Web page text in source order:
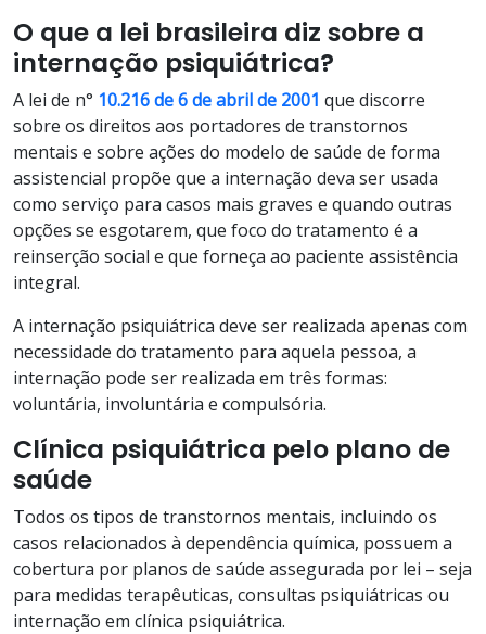
O que a lei brasileira diz sobre a
internação psiquiátrica?
A lei de n° 10.216 de 6 de abril de 2001 que discorre
sobre os direitos aos portadores de transtornos
mentais e sobre ações do modelo de saúde de forma
assistencial propõe que a internação deva ser usada
como serviço para casos mais graves e quando outras
opções se esgotarem, que foco do tratamento é a
reinserção social e que forneça ao paciente assistência
integral.
A internação psiquiátrica deve ser realizada apenas com
necessidade do tratamento para aquela pessoa, a
internação pode ser realizada em três formas:
voluntária, involuntária e compulsória.
Clínica psiquiátrica pelo plano de
saúde
Todos os tipos de transtornos mentais, incluindo os
casos relacionados à dependência química, possuem a
cobertura por planos de saúde assegurada por lei – seja
para medidas terapêuticas, consultas psiquiátricas ou
internação em clínica psiquiátrica.